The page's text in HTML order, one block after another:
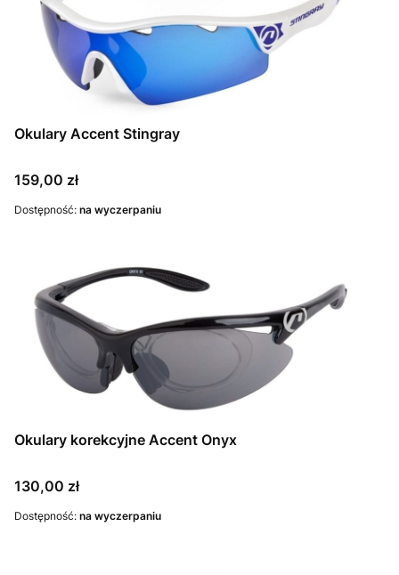
Okulary Accent Stingray
Cena
159,00 zł
Dostępność: na wyczerpaniu
Okulary korekcyjne Accent Onyx
Cena
130,00 zł
Dostępność: na wyczerpaniu